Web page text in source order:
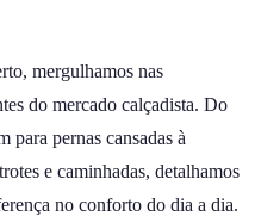
mergulhamos nas
do mercado calçadista. Do
para pernas cansadas à
e caminhadas, detalhamos
no conforto do dia a dia.